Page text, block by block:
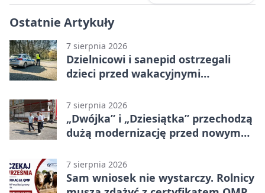
Ostatnie Artykuły
7 sierpnia 2026
Dzielnicowi i sanepid ostrzegali
dzieci przed wakacyjnymi
7 sierpnia 2026
„Dwójka” i „Dziesiątka” przechodzą
dużą modernizację przed nowym
7 sierpnia 2026
Sam wniosek nie wystarczy. Rolnicy